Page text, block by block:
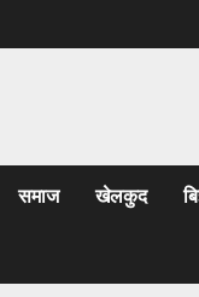
समाज खेलकुद